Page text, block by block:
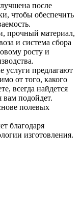
после
чтобы обеспечить
прочный материал,
и система сбора
росту и
услуги предлагают
от того, какого
всегда найдется
вам подойдет.
полевых
благодаря
изготовления.